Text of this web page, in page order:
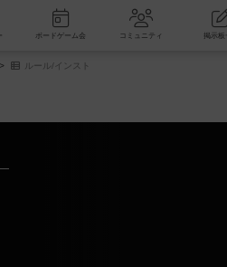
新着レビュー ボードゲーム会 コミュニティ
ルール/インスト